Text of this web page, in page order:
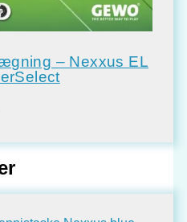
– Nexxus EL